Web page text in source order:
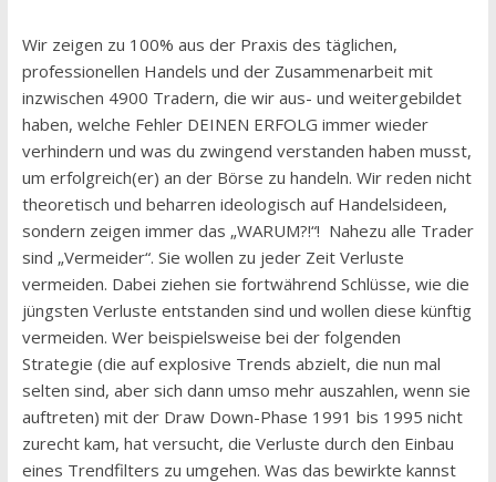
Wir zeigen zu 100% aus der Praxis des täglichen,
professionellen Handels und der Zusammenarbeit mit
inzwischen 4900 Tradern, die wir aus- und weitergebildet
haben, welche Fehler DEINEN ERFOLG immer wieder
verhindern und was du zwingend verstanden haben musst,
um erfolgreich(er) an der Börse zu handeln. Wir reden nicht
theoretisch und beharren ideologisch auf Handelsideen,
sondern zeigen immer das „WARUM?!“! Nahezu alle Trader
sind „Vermeider“. Sie wollen zu jeder Zeit Verluste
vermeiden. Dabei ziehen sie fortwährend Schlüsse, wie die
jüngsten Verluste entstanden sind und wollen diese künftig
vermeiden. Wer beispielsweise bei der folgenden
Strategie (die auf explosive Trends abzielt, die nun mal
selten sind, aber sich dann umso mehr auszahlen, wenn sie
auftreten) mit der Draw Down-Phase 1991 bis 1995 nicht
zurecht kam, hat versucht, die Verluste durch den Einbau
eines Trendfilters zu umgehen. Was das bewirkte kannst